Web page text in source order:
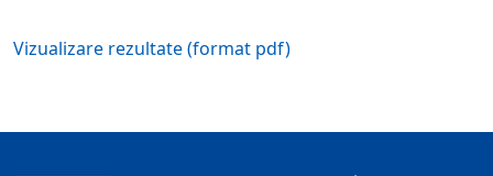
Vizualizare rezultate (format pdf)